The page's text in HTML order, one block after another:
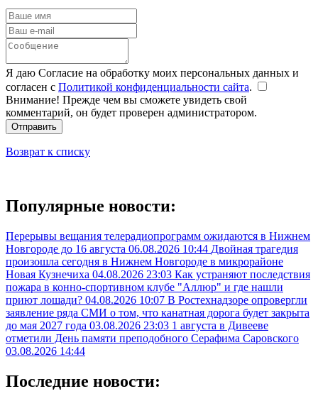
Я даю Согласие на обработку моих персональных данных и
согласен с Политикой конфиденциальности сайта.
Внимание! Прежде чем вы сможете увидеть свой
комментарий, он будет проверен администратором.
Отправить
Возврат к списку
Популярные новости:
Перерывы вещания телерадиопрограмм ожидаются в Нижнем
Новгороде до 16 августа 06.08.2026 10:44 Двойная трагедия
произошла сегодня в Нижнем Новгороде в микрорайоне
Новая Кузнечиха 04.08.2026 23:03 Как устраняют последствия
пожара в конно-спортивном клубе "Аллюр" и где нашли
приют лошади? 04.08.2026 10:07 В Ростехнадзоре опровергли
заявление ряда СМИ о том, что канатная дорога будет закрыта
до мая 2027 года 03.08.2026 23:03 1 августа в Дивееве
отметили День памяти преподобного Серафима Саровского
03.08.2026 14:44
Последние новости: